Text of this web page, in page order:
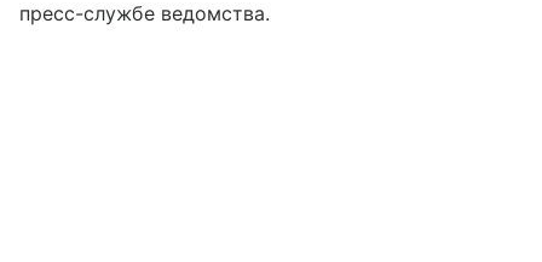
пресс-службе ведомства.